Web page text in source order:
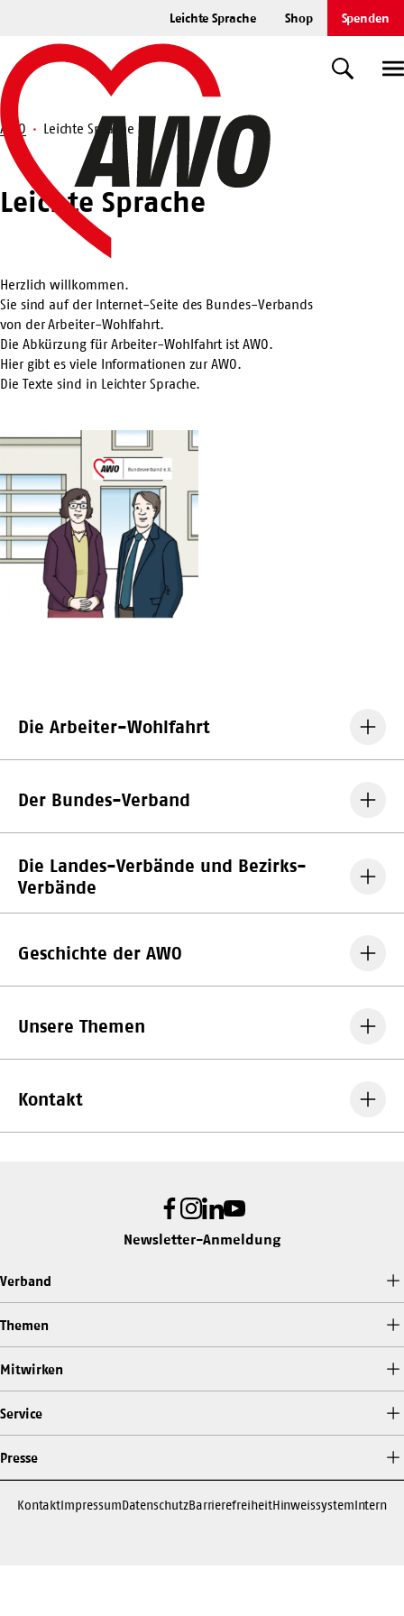
springen
Leichte Sprache Shop Spenden
Startseite
Suche
Suche
AWO Leichte Sprache
Leichte
Sprache
Leichte Sprache
Herzlich willkommen.
Sie sind auf der Internet-Seite des Bundes-Verbands
von der Arbeiter-Wohlfahrt.
Die Abkürzung für Arbeiter-Wohlfahrt ist AWO.
Hier gibt es viele Informationen zur AWO.
Die Texte sind in Leichter Sprache.
Die Arbeiter-Wohlfahrt
Der Bundes-Verband
Die Landes-Verbände und Bezirks-
Verbände
Geschichte der AWO
Unsere Themen
Kontakt
Facebook
Instagram
LinkedIn
Youtube
Newsletter-Anmeldung
Verband
Themen
Mitwirken
Service
Presse
KontaktImpressumDatenschutzBarrierefreiheitHinweissystemIntern